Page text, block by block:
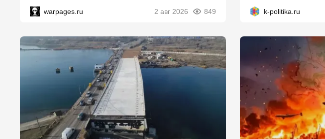
warpages.ru 2 авг 2026 849 k-politika.ru